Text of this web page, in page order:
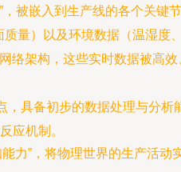
，被嵌入到生产线的各个关
量）以及环境数据（温湿度
络架构，这些实时数据被高
，具备初步的数据处理与分
应机制。
力”，将物理世界的生产活动